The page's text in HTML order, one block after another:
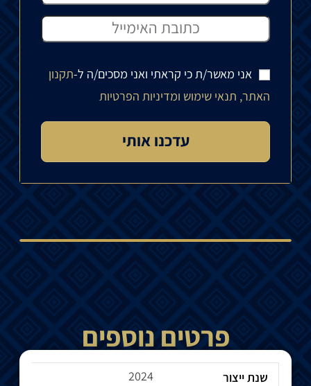
אני מאשר/ת כי קראתי ואני מסכים/ה ל-תקנון
האתר, תנאי שימוש ומדיניות הפרטיות
פרטים נוספים
שנת ייצור
2024